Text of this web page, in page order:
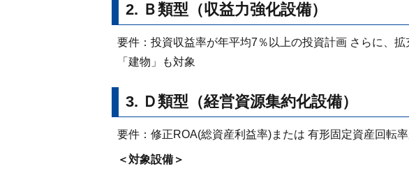
2. Ｂ類型（収益力強化設備）
要件：投資収益率が年平均7％以上の投資計画 さらに、
「建物」も対象
3. Ｄ類型（経営資源集約化設備）
要件：修正ROA(総資産利益率)または 有形固定資産回転
＜対象設備＞